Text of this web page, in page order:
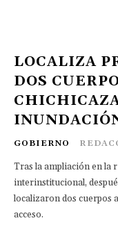
LOCALIZA
DOS
GOBIERNO
Tras la ampliación en la
interinstitucional,
localizaron dos cuerpos
acceso.